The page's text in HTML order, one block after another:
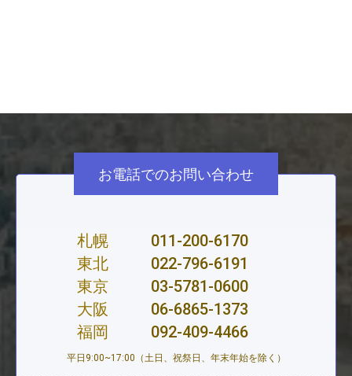
お電話でのお問い合わせ
札幌
011-200-6170
東北
022-796-6191
東京
03-5781-0600
大阪
06-6865-1373
福岡
092-409-4466
平日9:00~17:00（土日、祝祭日、年末年始を除く）